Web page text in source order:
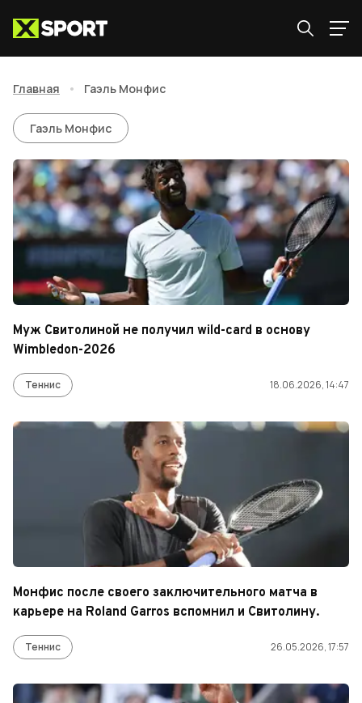
Главная • Гаэль Монфис
Гаэль Монфис
Гаэль Монфис
Муж Свитолиной не получил wild-card в основу
Wimbledon-2026
Теннис 18.06.2026, 14:47
Монфис после своего заключительного матча в
карьере на Roland Garros вспомнил и Свитолину.
Теннис 26.05.2026, 17:57